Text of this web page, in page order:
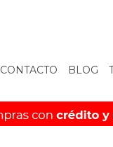
CONTACTO BLOG